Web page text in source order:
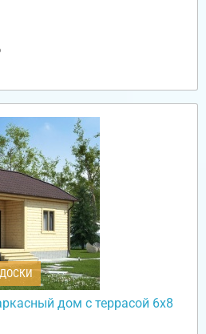
дом с террасой 6х8